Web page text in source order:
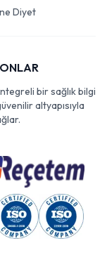
Diyet
bir sağlık bilgi
altyapısıyla